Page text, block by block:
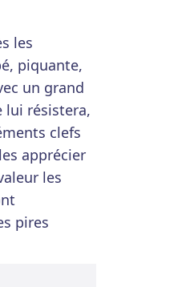
les
piquante,
un grand
lui résistera,
clefs
apprécier
les
pires